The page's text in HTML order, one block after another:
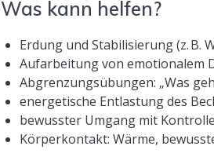
Was kann helfen?
Erdung und Stabilisierung (z. B.
Aufarbeitung von emotionalem
Abgrenzungsübungen: „Was
energetische Entlastung des
bewusster Umgang mit
Körperkontakt: Wärme,